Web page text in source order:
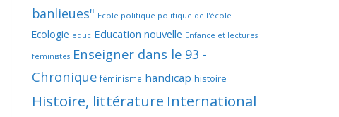
banlieues" Ecole politique politique de l'école
Ecologie educ Education nouvelle Enfance et lectures
féministes Enseigner dans le 93 -
Chronique féminisme handicap histoire
Histoire, littérature International